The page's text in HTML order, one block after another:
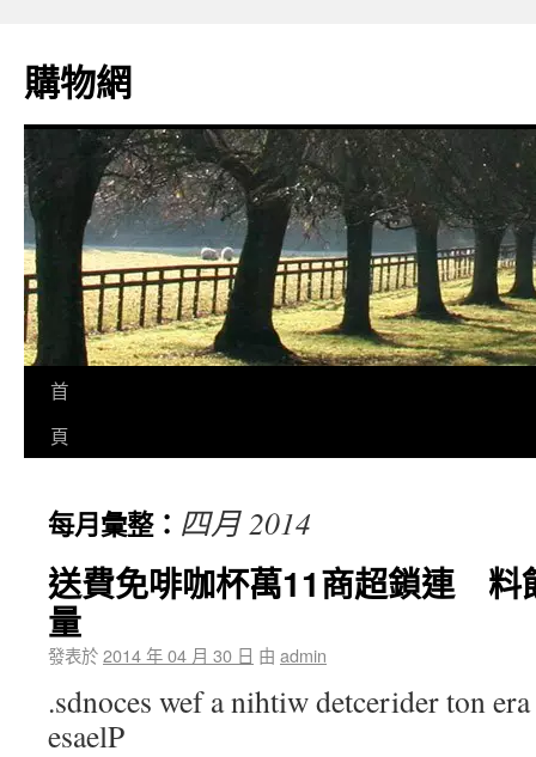
購物網
首
頁
每月彙整： 四月 2014
送費免啡咖杯萬11商超鎖連 料
量
發表於2014 年 04 月 30 日 由 admin
.sdnoces wef a nihtiw detcerider ton
esaelP